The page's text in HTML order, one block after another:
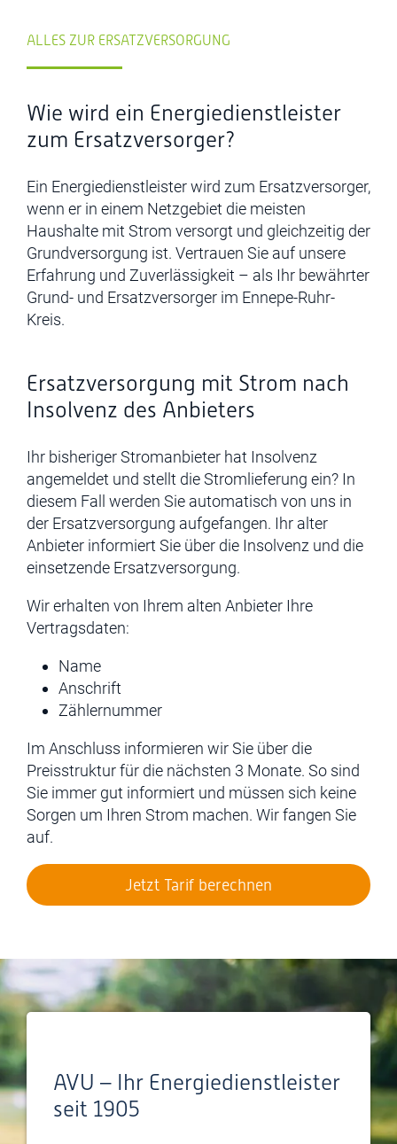
ALLES ZUR ERSATZVERSORGUNG
Wie wird ein Energiedienstleister
zum Ersatzversorger?
Ein Energiedienstleister wird zum Ersatzversorger,
wenn er in einem Netzgebiet die meisten
Haushalte mit Strom versorgt und gleichzeitig der
Grundversorgung ist. Vertrauen Sie auf unsere
Erfahrung und Zuverlässigkeit – als Ihr bewährter
Grund- und Ersatzversorger im Ennepe-Ruhr-
Kreis.
Ersatzversorgung mit Strom nach
Insolvenz des Anbieters
Ihr bisheriger Stromanbieter hat Insolvenz
angemeldet und stellt die Stromlieferung ein? In
diesem Fall werden Sie automatisch von uns in
der Ersatzversorgung aufgefangen. Ihr alter
Anbieter informiert Sie über die Insolvenz und die
einsetzende Ersatzversorgung.
Wir erhalten von Ihrem alten Anbieter Ihre
Vertragsdaten:
Name
Anschrift
Zählernummer
Im Anschluss informieren wir Sie über die
Preisstruktur für die nächsten 3 Monate. So sind
Sie immer gut informiert und müssen sich keine
Sorgen um Ihren Strom machen. Wir fangen Sie
auf.
Jetzt Tarif berechnen
AVU – Ihr Energiedienstleister
seit 1905